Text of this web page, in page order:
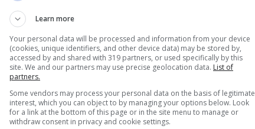
Learn more
Your personal data will be processed and information from your device
(cookies, unique identifiers, and other device data) may be stored by,
accessed by and shared with 319 partners, or used specifically by this
site. We and our partners may use precise geolocation data. List of
partners.
Some vendors may process your personal data on the basis of legitimate
interest, which you can object to by managing your options below. Look
for a link at the bottom of this page or in the site menu to manage or
withdraw consent in privacy and cookie settings.